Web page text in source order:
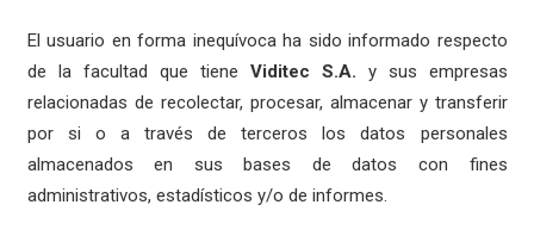
El usuario en forma inequívoca ha sido informado respecto
de la facultad que tiene Viditec S.A. y sus empresas
relacionadas de recolectar, procesar, almacenar y transferir
por si o a través de terceros los datos personales
almacenados en sus bases de datos con fines
administrativos, estadísticos y/o de informes.